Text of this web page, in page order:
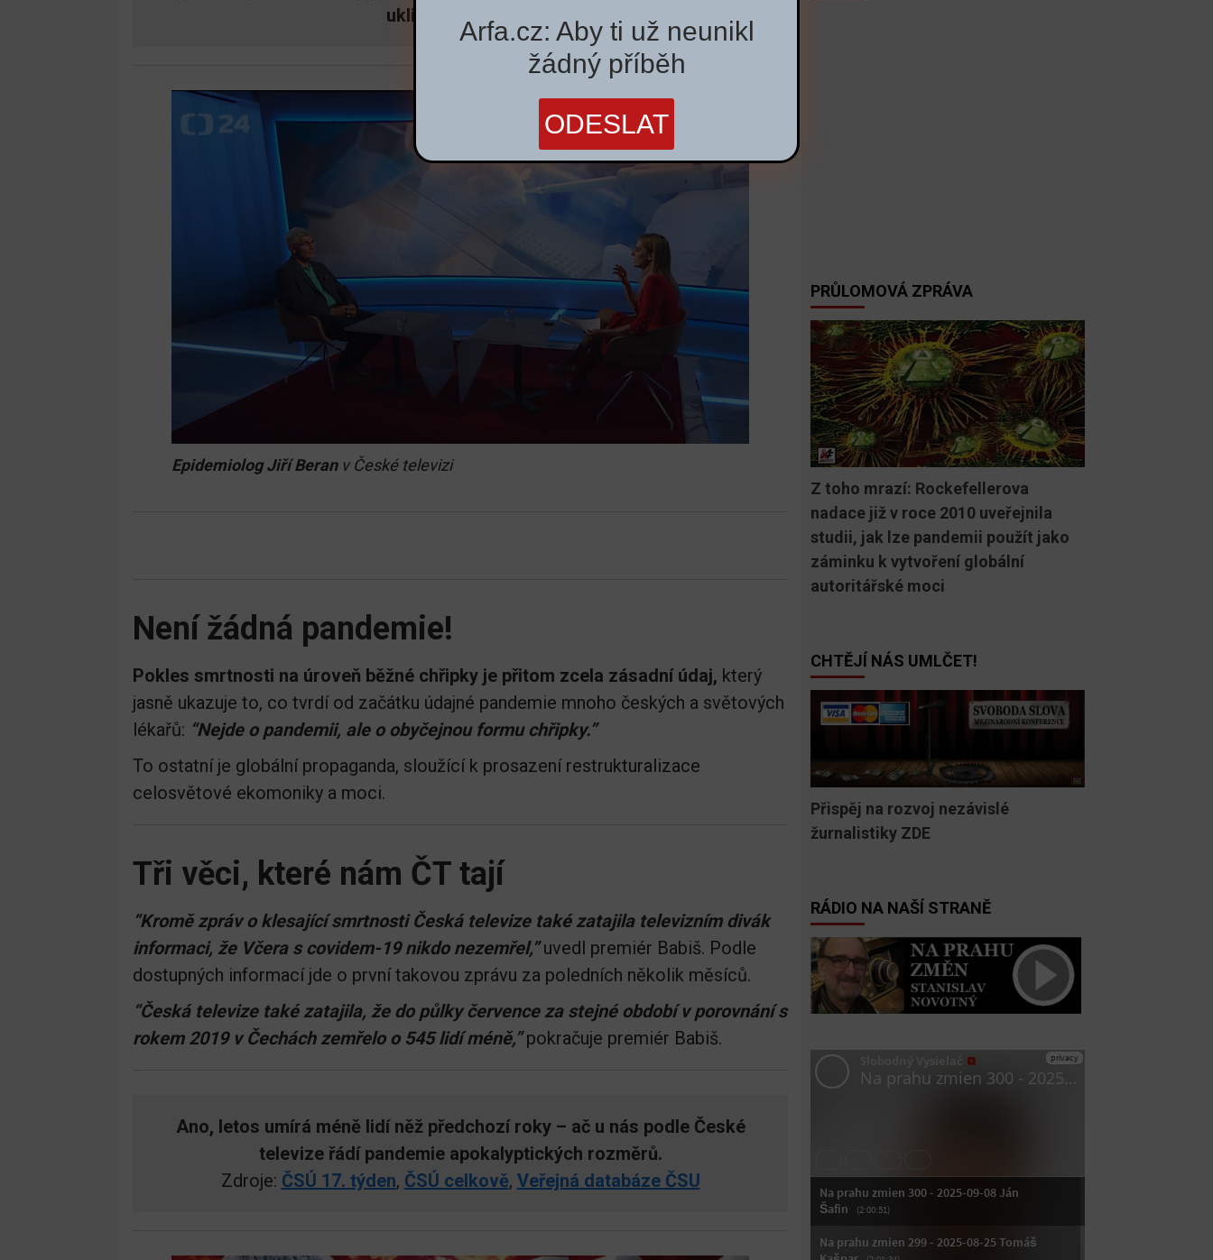
uklidněné situace.
Epidemiolog Jiří Beranv České televizi
Není žádná pandemie!
Pokles smrtnosti na úroveň běžné chřipky je přitom zcela zásadní údaj, který
jasně ukazuje to, co tvrdí od začátku údajné pandemie mnoho českých a světových
lékařů: “Nejde o pandemii, ale o obyčejnou formu chřipky.”
To ostatní je globální propaganda, sloužící k prosazení restrukturalizace
celosvětové ekomoniky a moci.
Tři věci, které nám ČT tají
“Kromě zpráv o klesající smrtnosti Česká televize také zatajila televizním divák
informaci, že Včera s covidem-19 nikdo nezemřel,”uvedl premiér Babiš. Podle
dostupných informací jde o první takovou zprávu za poledních několik měsíců.
“Česká televize také zatajila, že do půlky července za stejné období v porovnání s
rokem 2019 v Čechách zemřelo o 545 lidí méně,”pokračuje premiér Babiš.
Ano, letos umírá méně lidí něž předchozí roky – ač u nás podle České
televize řádí pandemie apokalyptických rozměrů.
Zdroje: ČSÚ 17. týden, ČSÚ celkově, Veřejná databáze ČSU
Arfa.cz: Aby ti už neunikl
žádný příběh
PRŮLOMOVÁ ZPRÁVA
Z toho mrazí: Rockefellerova
nadace již v roce 2010 uveřejnila
studii, jak lze pandemii použít jako
záminku k vytvoření globální
autoritářské moci
CHTĚJÍ NÁS UMLČET!
Přispěj na rozvoj nezávislé
žurnalistiky ZDE
RÁDIO NA NAŠÍ STRANĚ